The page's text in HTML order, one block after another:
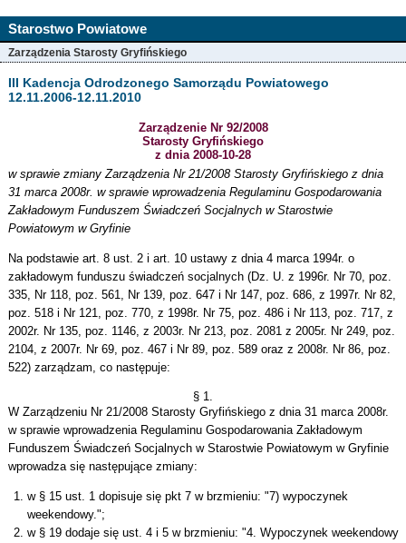
Starostwo Powiatowe
Zarządzenia Starosty Gryfińskiego
III Kadencja Odrodzonego Samorządu Powiatowego
12.11.2006-12.11.2010
Zarządzenie Nr 92/2008
Starosty Gryfińskiego
z dnia 2008-10-28
w sprawie zmiany Zarządzenia Nr 21/2008 Starosty Gryfińskiego z dnia
31 marca 2008r. w sprawie wprowadzenia Regulaminu Gospodarowania
Zakładowym Funduszem Świadczeń Socjalnych w Starostwie
Powiatowym w Gryfinie
Na podstawie art. 8 ust. 2 i art. 10 ustawy z dnia 4 marca 1994r. o
zakładowym funduszu świadczeń socjalnych (Dz. U. z 1996r. Nr 70, poz.
335, Nr 118, poz. 561, Nr 139, poz. 647 i Nr 147, poz. 686, z 1997r. Nr 82,
poz. 518 i Nr 121, poz. 770, z 1998r. Nr 75, poz. 486 i Nr 113, poz. 717, z
2002r. Nr 135, poz. 1146, z 2003r. Nr 213, poz. 2081 z 2005r. Nr 249, poz.
2104, z 2007r. Nr 69, poz. 467 i Nr 89, poz. 589 oraz z 2008r. Nr 86, poz.
522) zarządzam, co następuje:
§ 1.
W Zarządzeniu Nr 21/2008 Starosty Gryfińskiego z dnia 31 marca 2008r.
w sprawie wprowadzenia Regulaminu Gospodarowania Zakładowym
Funduszem Świadczeń Socjalnych w Starostwie Powiatowym w Gryfinie
wprowadza się następujące zmiany:
w § 15 ust. 1 dopisuje się pkt 7 w brzmieniu: "7) wypoczynek
weekendowy.";
w § 19 dodaje się ust. 4 i 5 w brzmieniu: "4. Wypoczynek weekendowy